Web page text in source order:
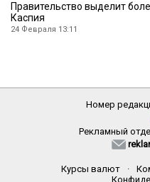
Правительство выделит
Каспия
24 Февраля 13:11
Номер
Рекламный
Курсы валют ·